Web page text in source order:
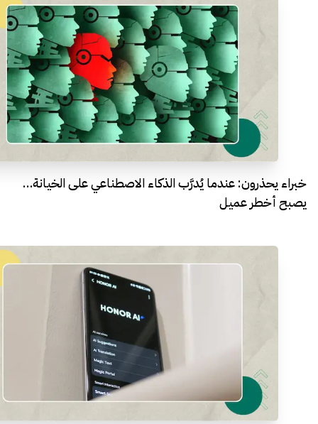
خبراء يحذرون: عندما يُدرَّب الذكاء الاصطناعي على الخيانة…
يصبح أخطر عميل